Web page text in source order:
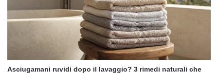
Asciugamani ruvidi dopo il lavaggio? 3 rimedi naturali che